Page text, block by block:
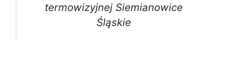
termowizyjnej Siemianowice
Śląskie